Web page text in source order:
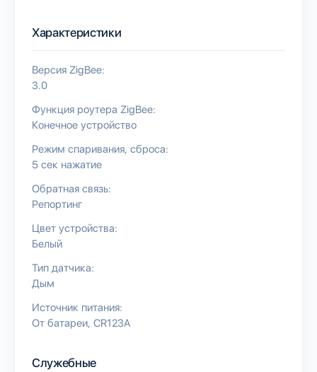
Характеристики
Версия ZigBee:
3.0
Функция роутера ZigBee:
Конечное устройство
Режим спаривания, сброса:
5 сек нажатие
Обратная связь:
Репортинг
Цвет устройства:
Белый
Тип датчика:
Дым
Источник питания:
От батареи CR123A
Служебные